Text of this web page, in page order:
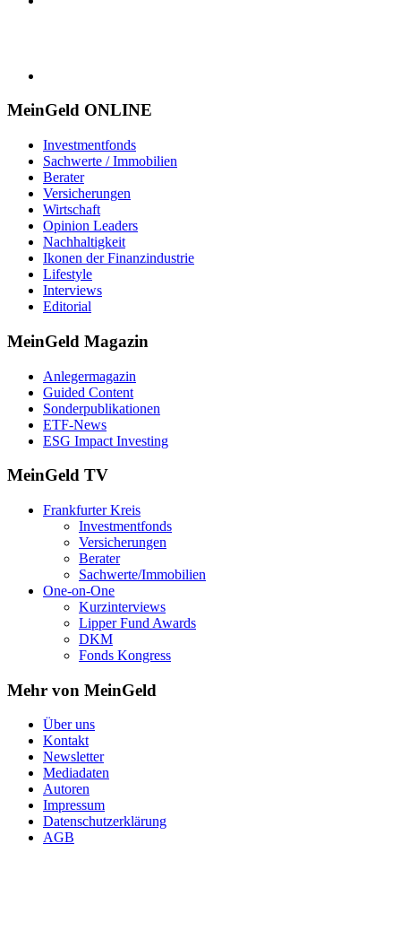
MeinGeld ONLINE
Investmentfonds
Sachwerte / Immobilien
Berater
Versicherungen
Wirtschaft
Opinion Leaders
Nachhaltigkeit
Ikonen der Finanzindustrie
Lifestyle
Interviews
Editorial
MeinGeld Magazin
Anlegermagazin
Guided Content
Sonderpublikationen
ETF-News
ESG Impact Investing
MeinGeld TV
Frankfurter Kreis
Investmentfonds
Versicherungen
Berater
Sachwerte/Immobilien
One-on-One
Kurzinterviews
Lipper Fund Awards
DKM
Fonds Kongress
Mehr von MeinGeld
Über uns
Kontakt
Newsletter
Mediadaten
Autoren
Impressum
Datenschutzerklärung
AGB